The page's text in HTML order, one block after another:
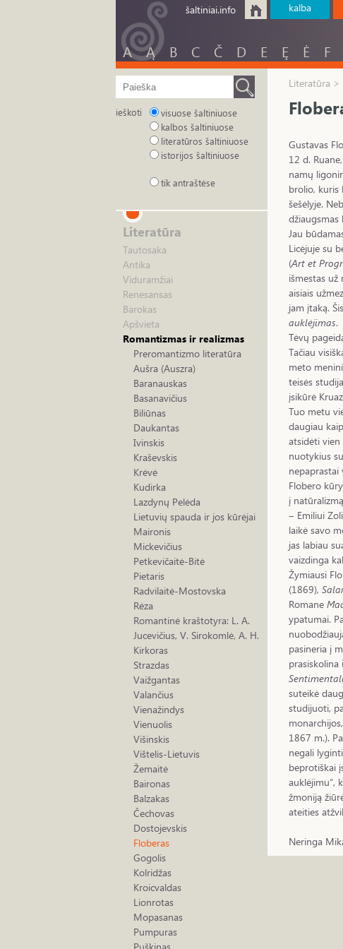
šaltiniai.info kalba
A Ą B C Č D E Ę Ė F
ieškoti
visuose šaltiniuose
kalbos šaltiniuose
literatūros šaltiniuose
istorijos šaltiniuose
tik antraštėse
Literatūra
Tautosaka
Antika
Viduramžiai
Renesansas
Barokas
Apšvieta
Romantizmas ir realizmas
Preromantizmo literatūra
Aušra (Auszra)
Baranauskas
Basanavičius
Biliūnas
Daukantas
Ivinskis
Kraševskis
Krėvė
Kudirka
Lazdynų Pelėda
Lietuvių spauda ir jos kūrėjai
Maironis
Mickevičius
Petkevičaitė-Bitė
Pietaris
Radvilaitė-Mostovska
Rėza
Romantinė kraštotyra: L. A.
Jucevičius, V. Sirokomlė, A. H.
Kirkoras
Strazdas
Vaižgantas
Valančius
Vienažindys
Vienuolis
Višinskis
Vištelis-Lietuvis
Žemaitė
Baironas
Balzakas
Čechovas
Dostojevskis
Floberas
Gogolis
Kolridžas
Kroicvaldas
Lionrotas
Mopasanas
Pumpuras
Literatūra >
Gustavas
12 d.
namų
brolio, kuris
šešėlyje.
Jau
Licėjuje su
(Art et
išmestas
aisiais
jam įtaką.
auklėjimas.
Tėvų
Tačiau
meto
teisės
įsikūrė
Tuo metu
daugiau
atsidėti
nuotykius
nepaprastai
Flobero
į
‒ Emiliui
laikė savo
jas labiau
vaizdinga
Žymiausi
(1869),
Romane
ypatumai.
pasineria į
suteikė
studijuoti,
1867 m.).
negali
beprotiškai
auklėjimu“,
žmoniją
ateities
Neringa